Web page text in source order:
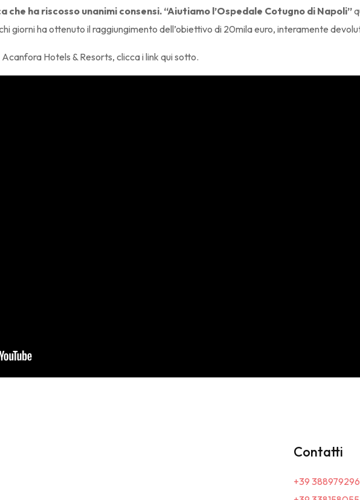
che ha riscosso unanimi consensi. “Aiutiamo l’Ospedale Cotugno di Napoli”
giorni ha ottenuto il raggiungimento dell’obiettivo di 20mila euro, interamente
Hotels & Resorts, clicca i link qui sotto.
Contatti
+39